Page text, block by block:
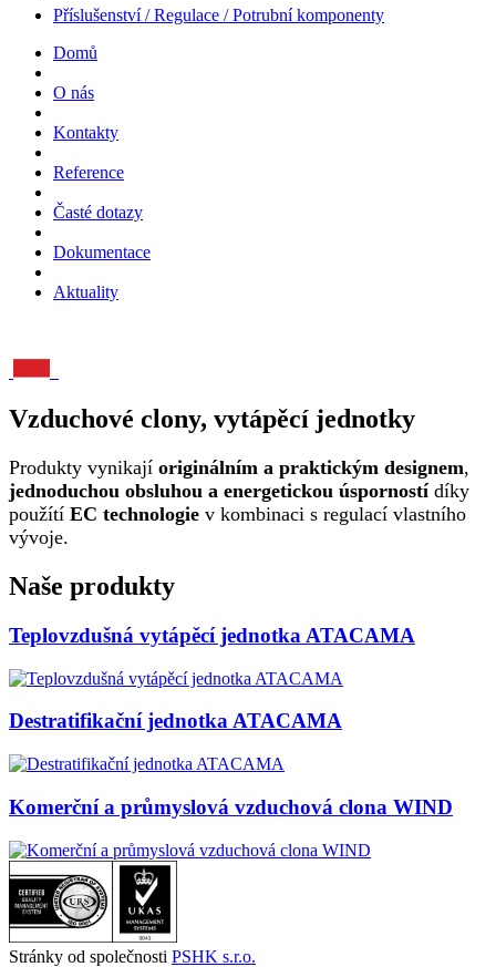
Příslušenství / Regulace / Potrubní komponenty
Domů
O nás
Kontakty
Reference
Časté dotazy
Dokumentace
Aktuality
Vzduchové clony, vytápěcí jednotky
Produkty vynikají originálním a praktickým designem,
jednoduchou obsluhou a energetickou úspornostídíky
použítí EC technologie v kombinaci s regulací vlastního
vývoje.
Naše produkty
Teplovzdušná vytápěcí jednotka ATACAMA
Destratifikační jednotka ATACAMA
Komerční a průmyslová vzduchová clona WIND
Stránky od společnosti PSHK s.r.o.